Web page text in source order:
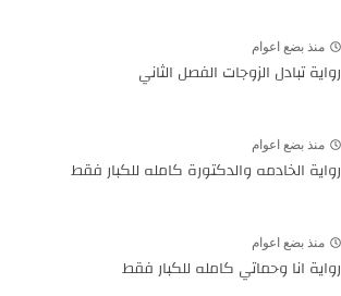
منذ بضع اعوام
رواية تبادل الزوجات الفصل الثاني
منذ بضع اعوام
رواية الخادمه والدكتورة كامله للكبار فقط
منذ بضع اعوام
رواية انا وحماتي كامله للكبار فقط